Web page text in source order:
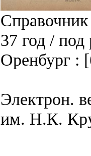
Справочник
37 год /
Оренбург :
Электрон.
им. Н.К.